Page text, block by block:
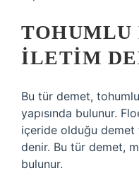
ILETIM
Bu tür demet,
yapısında bulunur.
içeride olduğu demet
denir. Bu tür demet,
bulunur.